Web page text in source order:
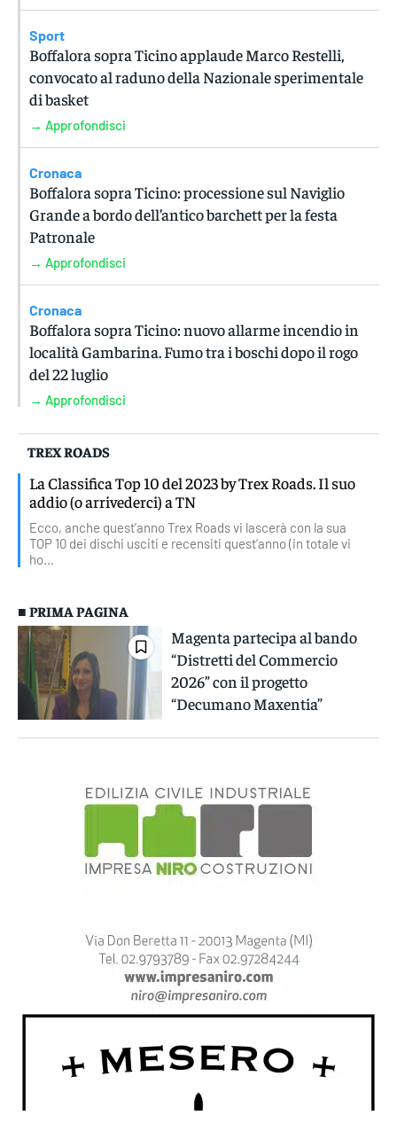
Sport
Boffalora sopra Ticino applaude Marco Restelli,
convocato al raduno della Nazionale sperimentale
di basket
→ Approfondisci
Cronaca
Boffalora sopra Ticino: processione sul Naviglio
Grande a bordo dell’antico barchett per la festa
Patronale
→ Approfondisci
Cronaca
Boffalora sopra Ticino: nuovo allarme incendio in
località Gambarina. Fumo tra i boschi dopo il rogo
del 22 luglio
→ Approfondisci
TREX ROADS
La Classifica Top 10 del 2023 by Trex Roads. Il suo
addio (o arrivederci) a TN
Ecco, anche quest’anno Trex Roads vi lascerà con la sua
TOP 10 dei dischi usciti e recensiti quest’anno (in totale vi
ho...
■ PRIMA PAGINA
Magenta partecipa al bando
“Distretti del Commercio
2026” con il progetto
“Decumano Maxentia”